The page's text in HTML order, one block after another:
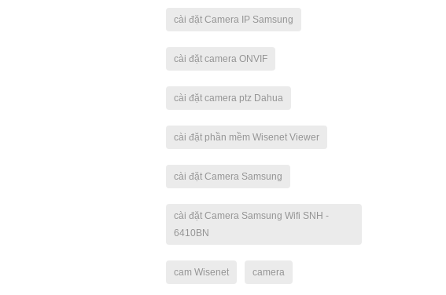
cài đặt Camera IP Samsung
cài đặt camera ONVIF
cài đặt camera ptz Dahua
cài đặt phần mềm Wisenet Viewer
cài đặt Camera Samsung
cài đặt Camera Samsung Wifi SNH -
6410BN
cam Wisenet camera